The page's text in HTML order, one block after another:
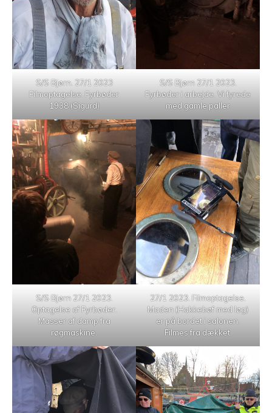
S/S Bjørn. 27/1 2023
Filmoptagelse. Fyrbøder
1938 (Sigurd)
S/S Bjørn 27/1 2023.
Fyrbøder i arbejde. Vi fyrede
med gamle paller
S/S Bjørn 27/1 2023.
Optagelse af Fyrbøder.
Masser af damp fra
røgmaskine.
27/1 2023. Filmoptagelse.
Maden (Hakkebøf med løg)
er på bordet i salonen.
Filmes fra dækket.